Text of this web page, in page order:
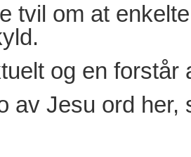
tvil om at
og en forstår
av Jesu ord